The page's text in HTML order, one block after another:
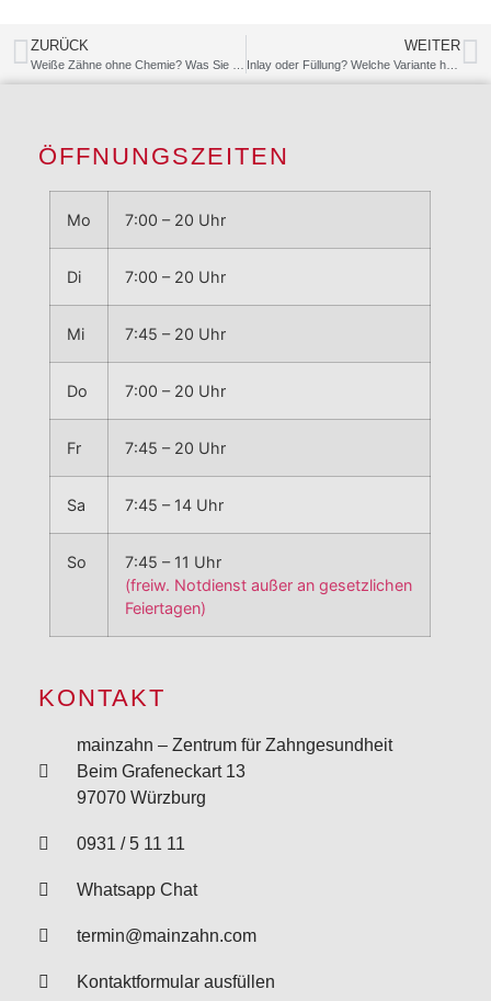
ZURÜCK WEITER
Inlay oder Füllung? Welche Variante hat welche Vorteile und wie viel kostet das
ÖFFNUNGSZEITEN
Mo 7:00 – 20 Uhr
Di 7:00 – 20 Uhr
Mi 7:45 – 20 Uhr
Do 7:00 – 20 Uhr
Fr 7:45 – 20 Uhr
Sa 7:45 – 14 Uhr
So
7:45 – 11 Uhr
(freiw. Notdienst außer an gesetzlichen
Feiertagen)
KONTAKT
mainzahn – Zentrum für Zahngesundheit
Beim Grafeneckart 13
97070 Würzburg
0931 / 5 11 11
Whatsapp Chat
termin@mainzahn.com
Kontaktformular ausfüllen